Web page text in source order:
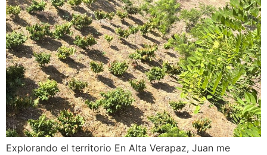
Explorando el territorio En Alta Verapaz, Juan me